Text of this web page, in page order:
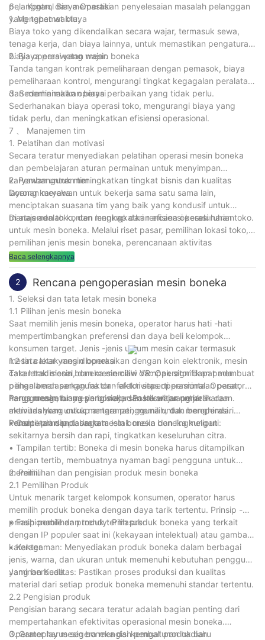
pelanggan, dan memastikan penyelesaian masalah pelanggan
yang tepat waktu.
6 、 Kontrol Biaya Operasi
1. Menghemat biaya
Biaya toko yang dikendalikan secara wajar, termasuk sewa,
tenaga kerja, dan biaya lainnya, untuk memastikan pengaturan
biaya operasi yang wajar.
2. Biaya perawatan mesin boneka
Tanda tangan kontrak pemeliharaan dengan pemasok, biaya
pemeliharaan kontrol, mengurangi tingkat kegagalan peralatan,
dan meminimalkan biaya perbaikan yang tidak perlu.
3. Sederhanakan operasi
Sederhanakan biaya operasi toko, mengurangi biaya yang
tidak perlu, dan meningkatkan efisiensi operasional.
7 、 Manajemen tim
1. Pelatihan dan motivasi
Secara teratur menyediakan pelatihan operasi mesin boneka
dan pembelajaran aturan permainan untuk menyimpan
karyawan untuk meningkatkan tingkat bisnis dan kualitas
layanan mereka.
2. Pembangunan tim
Dorong karyawan untuk bekerja sama satu sama lain,
menciptakan suasana tim yang baik yang kondusif untuk
manajemen toko, dan meningkatkan efisiensi keseluruhan toko.
Di atas adalah konten lengkap dari rencana operasi harian
untuk mesin boneka. Melalui riset pasar, pemilihan lokasi toko,
pemilihan jenis mesin boneka, perencanaan aktivitas
pemasaran, manajemen keselamatan, umpan balik dan
tindakan lainnya, ini dapat membantu toko mesin boneka
meningkatkan efisiensi operasional dan mencapai operasi stabil
jangka panjang. Semoga bermanfaat bagi Anda.
Baca selengkapnya
2 Rencana pengoperasian mesin boneka
1. Seleksi dan tata letak mesin boneka
1.1 Pilihan jenis mesin boneka
Saat memilih jenis mesin boneka, operator harus hati -hati
mempertimbangkan preferensi dan daya beli kelompok
konsumen target. Jenis -jenis umum mesin cakar termasuk
mesin cakar yang dioperasikan dengan koin elektronik, mesin
cakar tradisional, dan mesin claw VR. Operator dapat membuat
pilihan berdasarkan faktor -faktor seperti permintaan pasar,
harga mesin, biaya pengisian, dan kesulitan pemeliharaan.
1.2 tata letak mesin boneka
Tata letak mesin boneka memiliki dampak signifikan pada
pengalaman pengguna dan efektivitas operasional. Operator
harus mengatur mesin boneka secara wajar untuk
memudahkan untuk mengamati, memilih, dan beroperasi.
Prinsip -prinsip dasar tata letak mesin boneka meliputi:
Penggunaan ruang yang wajar: Pastikan ruang jarak dan
aktivitas yang cukup antara pengguna untuk menghindari
kemacetan dan tabrakan.
• Cantik dan rapi: Jaga mesin boneka dan lingkungan
sekitarnya bersih dan rapi, tingkatkan keseluruhan citra.
• Tampilan tertib: Boneka di mesin boneka harus ditampilkan
dengan tertib, membuatnya nyaman bagi pengguna untuk
memilih.
2. Pemilihan dan pengisian produk mesin boneka
2.1 Pemilihan Produk
Untuk menarik target kelompok konsumen, operator harus
memilih produk boneka dengan daya tarik tertentu. Prinsip -
prinsip pemilihan produk termasuk:
• Fashionable dan trendy: Pilih produk boneka yang terkait
dengan IP populer saat ini (kekayaan intelektual) atau gambar
karakter.
• Keragaman: Menyediakan produk boneka dalam berbagai
jenis, warna, dan ukuran untuk memenuhi kebutuhan pengguna
yang berbeda.
Jaminan Kualitas: Pastikan proses produksi dan kualitas
material dari setiap produk boneka memenuhi standar tertentu.
2.2 Pengisian produk
Pengisian barang secara teratur adalah bagian penting dari
mempertahankan efektivitas operasional mesin boneka.
Operator harus segera mengisi kembali produk baru
3. Gameplay mesin boneka dan pengaturan hadiah